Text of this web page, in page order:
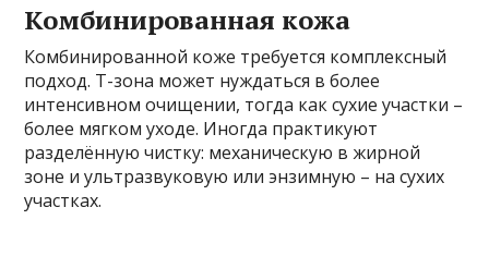
Комбинированная кожа
Комбинированной коже требуется комплексный
подход. Т-зона может нуждаться в более
интенсивном очищении, тогда как сухие участки –
более мягком уходе. Иногда практикуют
разделённую чистку: механическую в жирной
зоне и ультразвуковую или энзимную – на сухих
участках.